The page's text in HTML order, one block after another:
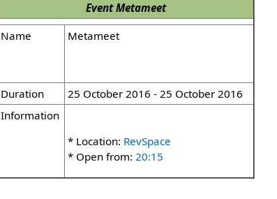
EventMetameet
Name
Metameet
Duration
25 October 2016 - 25 October 2016
Information
* Location: RevSpace
* Open from: 20:15